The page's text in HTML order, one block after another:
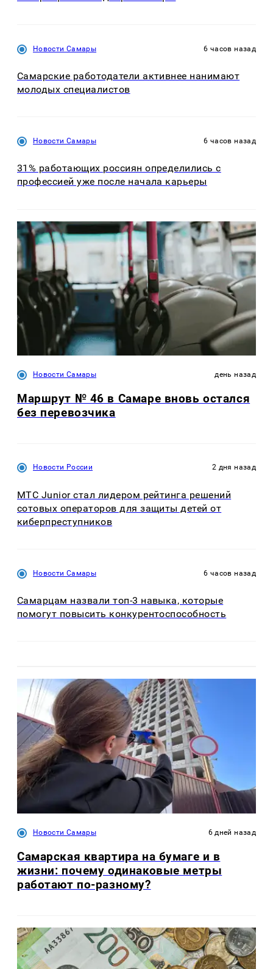
Новости Самары 6 часов назад
Самарские работодатели активнее нанимают
молодых специалистов
Новости Самары 6 часов назад
31% работающих россиян определились с
профессией уже после начала карьеры
Новости Самары день назад
Маршрут № 46 в Самаре вновь остался
без перевозчика
Новости России 2 дня назад
МТС Junior стал лидером рейтинга решений
сотовых операторов для защиты детей от
киберпреступников
Новости Самары 6 часов назад
Самарцам назвали топ-3 навыка, которые
помогут повысить конкурентоспособность
Новости Самары 6 дней назад
Самарская квартира на бумаге и в
жизни: почему одинаковые метры
работают по-разному?